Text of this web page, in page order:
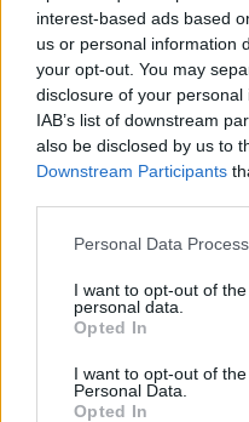
interest-based ads based
us or personal information
your opt-out. You may
disclosure of your
IAB’s list of downstream
also be disclosed by us to
Downstream Participants
Personal Data
I want to opt-out of
personal data.
Opted In
I want to opt-out of
Personal Data.
Opted In